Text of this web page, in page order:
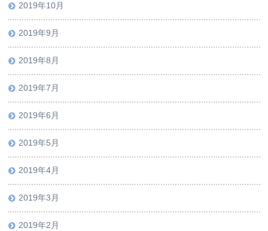
2019年10月
2019年9月
2019年8月
2019年7月
2019年6月
2019年5月
2019年4月
2019年3月
2019年2月